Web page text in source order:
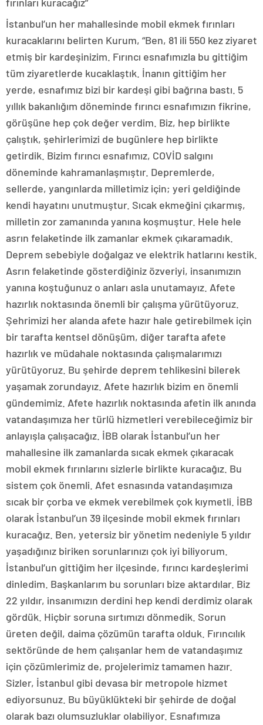
İstanbul’un her mahallesinde mobil ekmek fırınları
kuracaklarını belirten Kurum, “Ben, 81 ili 550 kez ziyaret
etmiş bir kardeşinizim. Fırıncı esnafımızla bu gittiğim
tüm ziyaretlerde kucaklaştık. İnanın gittiğim her
yerde, esnafımız bizi bir kardeşi gibi bağrına bastı. 5
yıllık bakanlığım döneminde fırıncı esnafımızın fikrine,
görüşüne hep çok değer verdim. Biz, hep birlikte
çalıştık, şehirlerimizi de bugünlere hep birlikte
getirdik. Bizim fırıncı esnafımız, COVİD salgını
döneminde kahramanlaşmıştır. Depremlerde,
sellerde, yangınlarda milletimiz için; yeri geldiğinde
kendi hayatını unutmuştur. Sıcak ekmeğini çıkarmış,
milletin zor zamanında yanına koşmuştur. Hele hele
asrın felaketinde ilk zamanlar ekmek çıkaramadık.
Deprem sebebiyle doğalgaz ve elektrik hatlarını kestik.
Asrın felaketinde gösterdiğiniz özveriyi, insanımızın
yanına koştuğunuz o anları asla unutamayız. Afete
hazırlık noktasında önemli bir çalışma yürütüyoruz.
Şehrimizi her alanda afete hazır hale getirebilmek için
bir tarafta kentsel dönüşüm, diğer tarafta afete
hazırlık ve müdahale noktasında çalışmalarımızı
yürütüyoruz. Bu şehirde deprem tehlikesini bilerek
yaşamak zorundayız. Afete hazırlık bizim en önemli
gündemimiz. Afete hazırlık noktasında afetin ilk anında
vatandaşımıza her türlü hizmetleri verebileceğimiz bir
anlayışla çalışacağız. İBB olarak İstanbul’un her
mahallesine ilk zamanlarda sıcak ekmek çıkaracak
mobil ekmek fırınlarını sizlerle birlikte kuracağız. Bu
sistem çok önemli. Afet esnasında vatandaşımıza
sıcak bir çorba ve ekmek verebilmek çok kıymetli. İBB
olarak İstanbul’un 39 ilçesinde mobil ekmek fırınları
kuracağız. Ben, yetersiz bir yönetim nedeniyle 5 yıldır
yaşadığınız biriken sorunlarınızı çok iyi biliyorum.
İstanbul’un gittiğim her ilçesinde, fırıncı kardeşlerimi
dinledim. Başkanlarım bu sorunları bize aktardılar. Biz
22 yıldır, insanımızın derdini hep kendi derdimiz olarak
gördük. Hiçbir soruna sırtımızı dönmedik. Sorun
üreten değil, daima çözümün tarafta olduk. Fırıncılık
sektöründe de hem çalışanlar hem de vatandaşımız
için çözümlerimiz de, projelerimiz tamamen hazır.
Sizler, İstanbul gibi devasa bir metropole hizmet
ediyorsunuz. Bu büyüklükteki bir şehirde de doğal
olarak bazı olumsuzluklar olabiliyor. Esnafımıza